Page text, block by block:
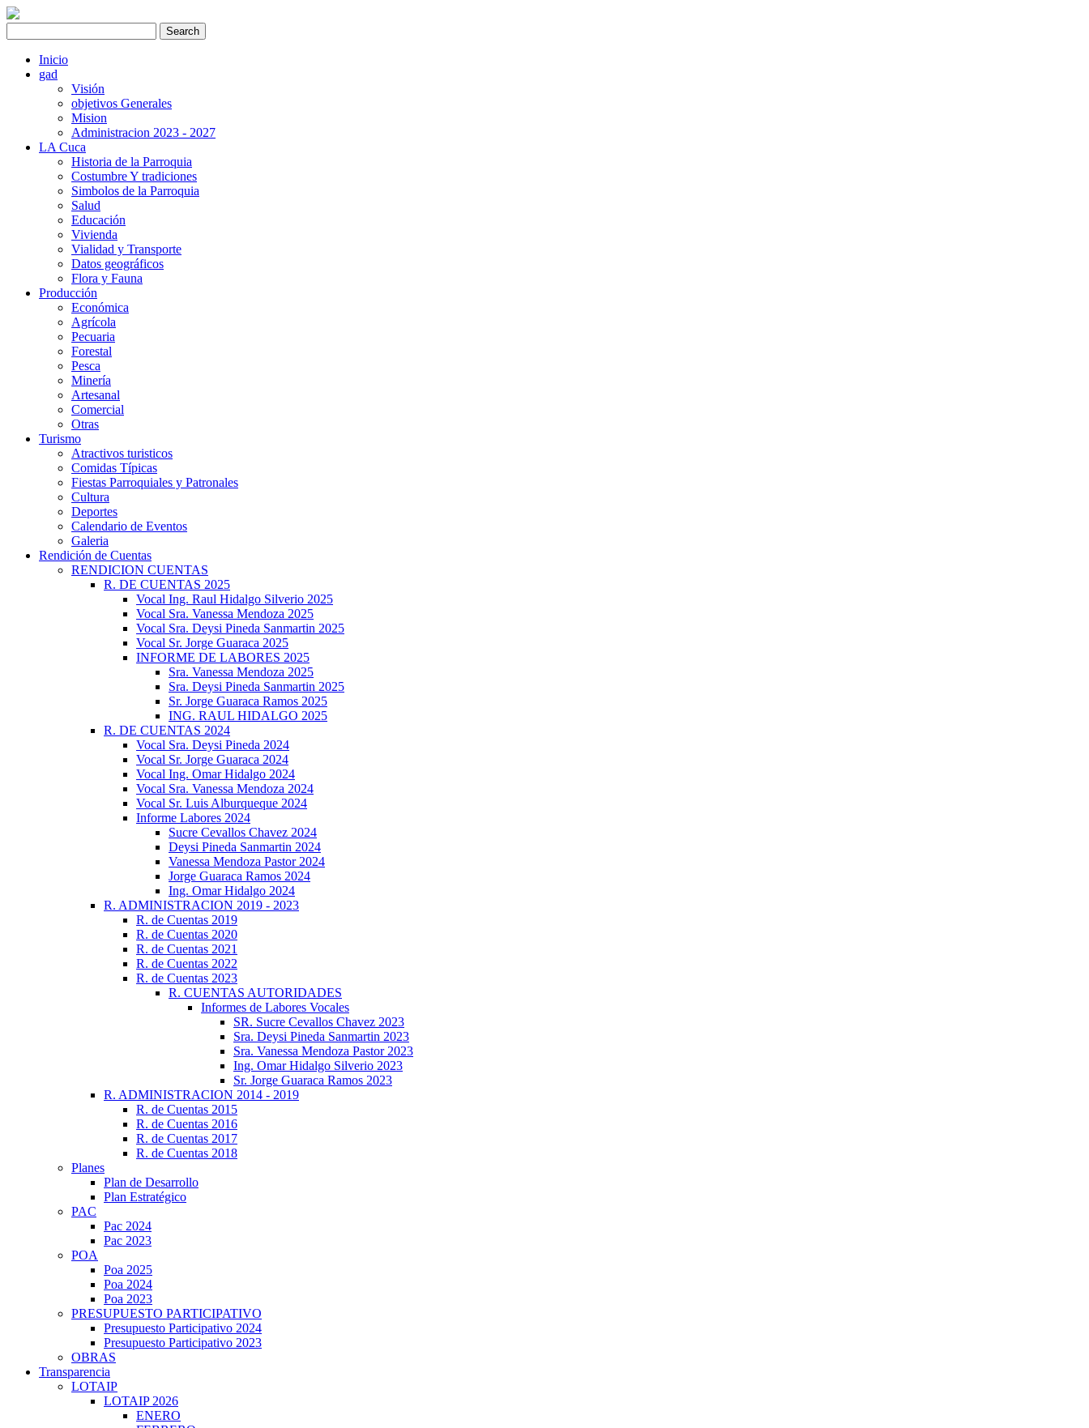
Inicio
gad
Visión
objetivos Generales
Mision
Administracion 2023 - 2027
LA Cuca
Historia de la Parroquia
Costumbre Y tradiciones
Simbolos de la Parroquia
Salud
Educación
Vivienda
Vialidad y Transporte
Datos geográficos
Flora y Fauna
Producción
Económica
Agrícola
Pecuaria
Forestal
Pesca
Minería
Artesanal
Comercial
Otras
Turismo
Atractivos turisticos
Comidas Típicas
Fiestas Parroquiales y Patronales
Cultura
Deportes
Calendario de Eventos
Galeria
Rendición de Cuentas
RENDICION CUENTAS
R. DE CUENTAS 2025
Vocal Ing. Raul Hidalgo Silverio 2025
Vocal Sra. Vanessa Mendoza 2025
Vocal Sra. Deysi Pineda Sanmartin 2025
Vocal Sr. Jorge Guaraca 2025
INFORME DE LABORES 2025
Sra. Vanessa Mendoza 2025
Sra. Deysi Pineda Sanmartin 2025
Sr. Jorge Guaraca Ramos 2025
ING. RAUL HIDALGO 2025
R. DE CUENTAS 2024
Vocal Sra. Deysi Pineda 2024
Vocal Sr. Jorge Guaraca 2024
Vocal Ing. Omar Hidalgo 2024
Vocal Sra. Vanessa Mendoza 2024
Vocal Sr. Luis Alburqueque 2024
Informe Labores 2024
Sucre Cevallos Chavez 2024
Deysi Pineda Sanmartin 2024
Vanessa Mendoza Pastor 2024
Jorge Guaraca Ramos 2024
Ing. Omar Hidalgo 2024
R. ADMINISTRACION 2019 - 2023
R. de Cuentas 2019
R. de Cuentas 2020
R. de Cuentas 2021
R. de Cuentas 2022
R. de Cuentas 2023
R. CUENTAS AUTORIDADES
Informes de Labores Vocales
SR. Sucre Cevallos Chavez 2023
Sra. Deysi Pineda Sanmartin 2023
Sra. Vanessa Mendoza Pastor 2023
Ing. Omar Hidalgo Silverio 2023
Sr. Jorge Guaraca Ramos 2023
R. ADMINISTRACION 2014 - 2019
R. de Cuentas 2015
R. de Cuentas 2016
R. de Cuentas 2017
R. de Cuentas 2018
Planes
Plan de Desarrollo
Plan Estratégico
PAC
Pac 2024
Pac 2023
POA
Poa 2025
Poa 2024
Poa 2023
PRESUPUESTO PARTICIPATIVO
Presupuesto Participativo 2024
Presupuesto Participativo 2023
OBRAS
Transparencia
LOTAIP
LOTAIP 2026
ENERO